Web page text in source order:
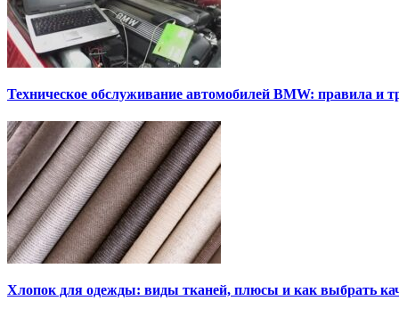
Техническое обслуживание автомобилей BMW: правила и
Хлопок для одежды: виды тканей, плюсы и как выбрать